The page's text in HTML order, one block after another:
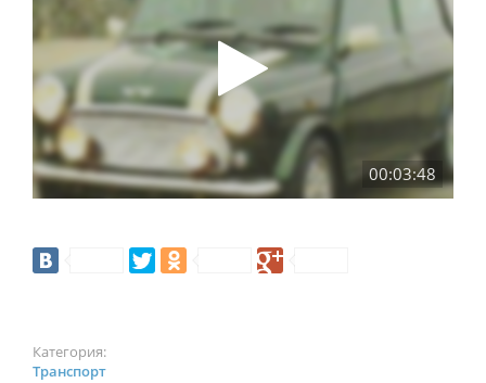
00:03:48
Категория:
Транспорт